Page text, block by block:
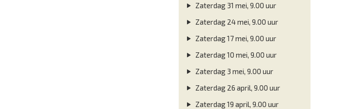
Zaterdag 31 mei, 9.00 uur
Zaterdag 24 mei, 9.00 uur
Zaterdag 17 mei, 9.00 uur
Zaterdag 10 mei, 9.00 uur
Zaterdag 3 mei, 9.00 uur
Zaterdag 26 april, 9.00 uur
Zaterdag 19 april, 9.00 uur